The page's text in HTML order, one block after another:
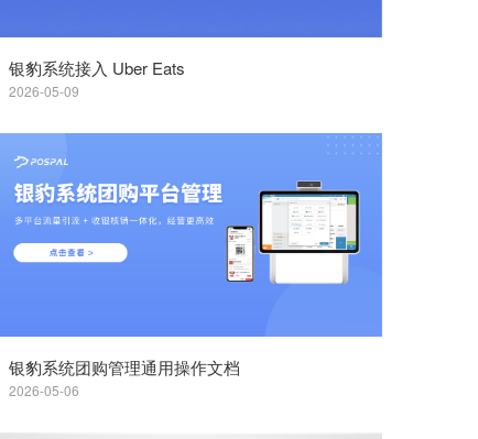
银豹系统接入 Uber Eats
2026-05-09
银豹系统团购管理通用操作文档
2026-05-06